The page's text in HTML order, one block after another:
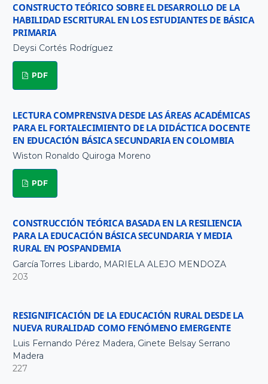
CONSTRUCTO TEÓRICO SOBRE EL DESARROLLO DE LA
HABILIDAD ESCRITURAL EN LOS ESTUDIANTES DE BÁSICA
PRIMARIA
Deysi Cortés Rodríguez
PDF
LECTURA COMPRENSIVA DESDE LAS ÁREAS ACADÉMICAS
PARA EL FORTALECIMIENTO DE LA DIDÁCTICA DOCENTE
EN EDUCACIÓN BÁSICA SECUNDARIA EN COLOMBIA
Wiston Ronaldo Quiroga Moreno
PDF
CONSTRUCCIÓN TEÓRICA BASADA EN LA RESILIENCIA
PARA LA EDUCACIÓN BÁSICA SECUNDARIA Y MEDIA
RURAL EN POSPANDEMIA
García Torres Libardo, MARIELA ALEJO MENDOZA
203
RESIGNIFICACIÓN DE LA EDUCACIÓN RURAL DESDE LA
NUEVA RURALIDAD COMO FENÓMENO EMERGENTE
Luis Fernando Pérez Madera, Ginete Belsay Serrano
Madera
227